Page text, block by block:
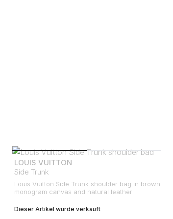
LOUIS VUITTON
Side Trunk
Louis Vuitton Side Trunk shoulder bag in brown
monogram canvas and natural leather
Dieser Artikel wurde verkauft